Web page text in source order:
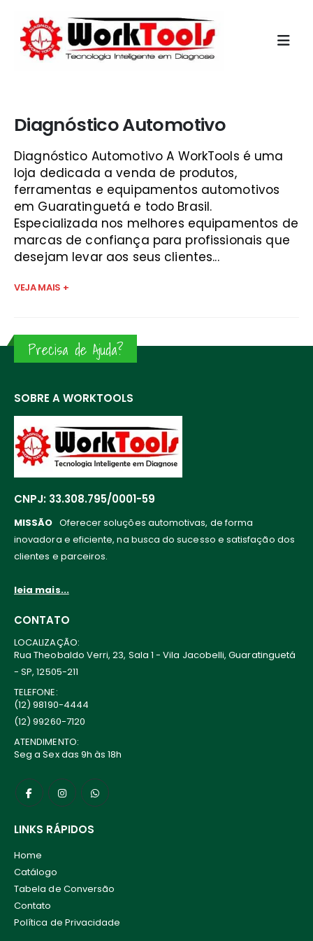
Diagnóstico Automotivo
Diagnóstico Automotivo A WorkTools é uma
loja dedicada a venda de produtos,
ferramentas e equipamentos automotivos
em Guaratinguetá e todo Brasil.
Especializada nos melhores equipamentos de
marcas de confiança para profissionais que
desejam levar aos seus clientes...
VEJA MAIS +
Precisa de Ajuda?
SOBRE A WORKTOOLS
CNPJ: 33.308.795/0001-59
MISSÃO Oferecer soluções automotivas, de forma
inovadora e eficiente, na busca do sucesso e satisfação dos
clientes e parceiros.
leia mais...
CONTATO
LOCALIZAÇÃO:
Rua Theobaldo Verri, 23, Sala 1 - Vila Jacobelli, Guaratinguetá
- SP, 12505-211
TELEFONE:
(12) 98190-4444
(12) 99260-7120
ATENDIMENTO:
Seg a Sex das 9h às 18h
LINKS RÁPIDOS
Home
Catálogo
Tabela de Conversão
Contato
Política de Privacidade